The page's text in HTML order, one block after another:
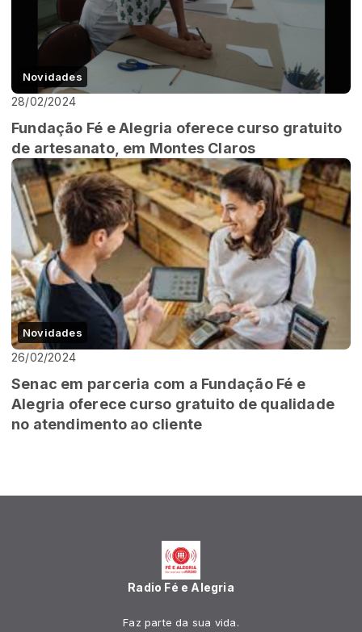
Novidades
28/02/2024
Fundação Fé e Alegria oferece curso gratuito
de artesanato, em Montes Claros
Novidades
26/02/2024
Senac em parceria com a Fundação Fé e
Alegria oferece curso gratuito de qualidade
no atendimento ao cliente
Radio Fé e Alegria
Faz parte da sua vida.